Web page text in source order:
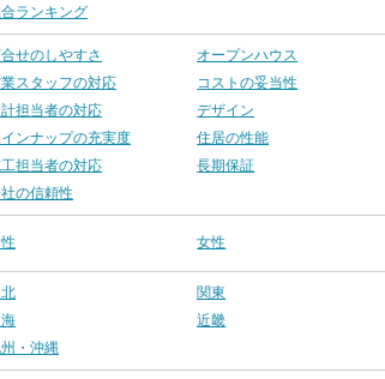
ランキング
せのしやすさ オープンハウス
スタッフの対応
コストの妥当性
担当者の対応
デザイン
ンナップの充実度
住居の性能
担当者の対応
長期保証
の信頼性
女性
関東
近畿
・沖縄